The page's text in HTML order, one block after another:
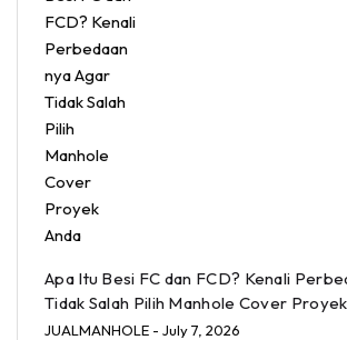
Apa Itu Besi FC dan FCD? Kenali
Tidak Salah Pilih Manhole Cover
JUALMANHOLE - July 7, 2026